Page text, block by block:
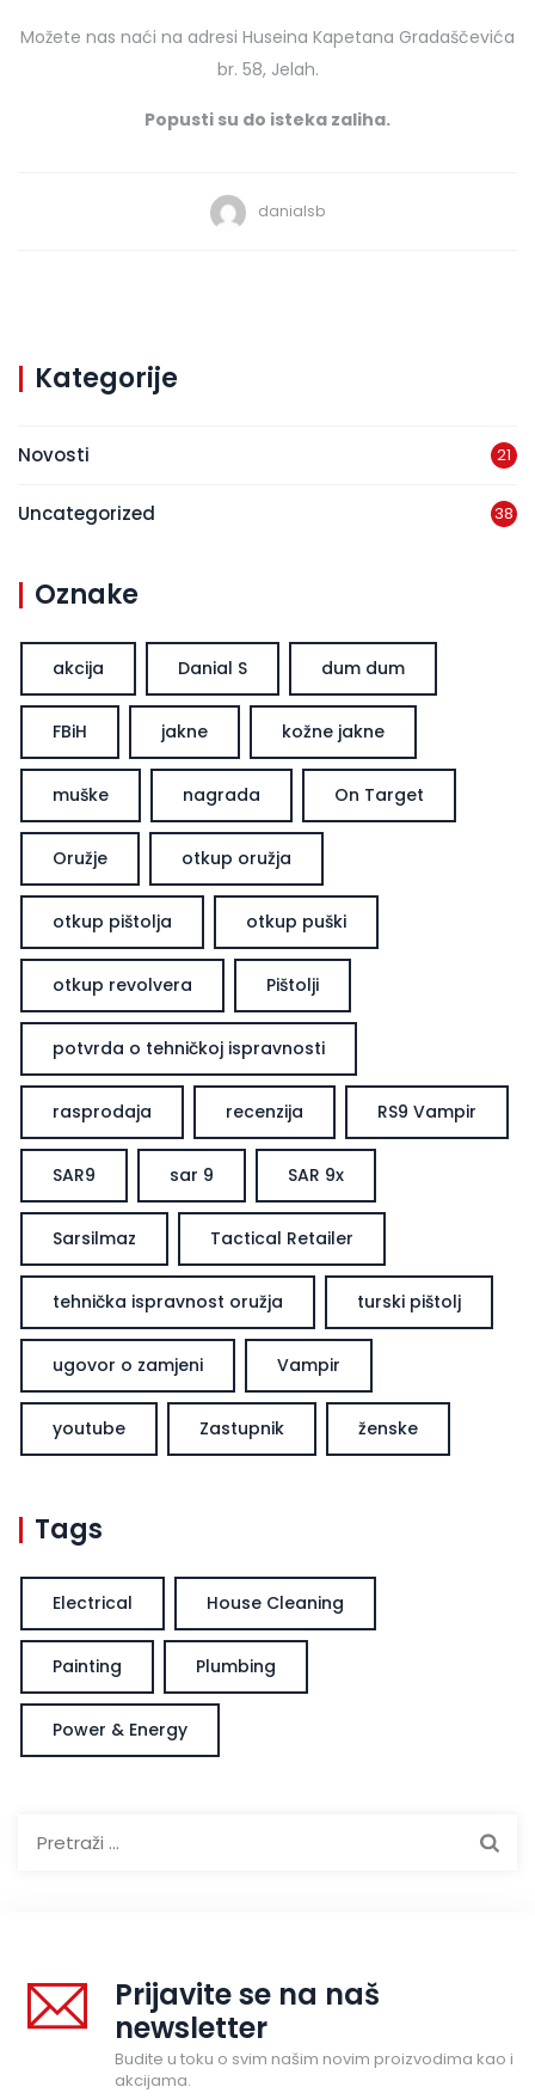
Možete nas naći na adresi Huseina Kapetana Gradaščevića
br. 58, Jelah.
Popusti su do isteka zaliha.
danialsb
Kategorije
Novosti 21
Uncategorized 38
Oznake
akcija Danial S dum dum
FBiH jakne kožne jakne
muške nagrada On Target
Oružje otkup oružja
otkup pištolja otkup puški
otkup revolvera Pištolji
potvrda o tehničkoj ispravnosti
rasprodaja recenzija RS9 Vampir
SAR9 sar 9 SAR 9x
Sarsilmaz Tactical Retailer
tehnička ispravnost oružja turski pištolj
ugovor o zamjeni Vampir
youtube Zastupnik ženske
Tags
Electrical House Cleaning
Painting Plumbing
Power & Energy
Prijavite se na naš
newsletter
Budite u toku o svim našim novim proizvodima kao i
akcijama.